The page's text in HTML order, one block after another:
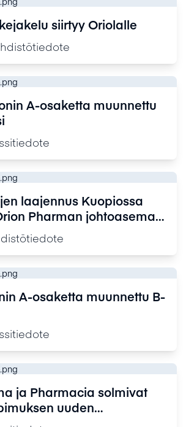
siirtyy Oriolalle
A-osaketta muunnettu
laajennus Kuopiossa
Pharman johtoaseman
A-osaketta muunnettu B-
ja Pharmacia solmivat
uuden
kehittämisestä